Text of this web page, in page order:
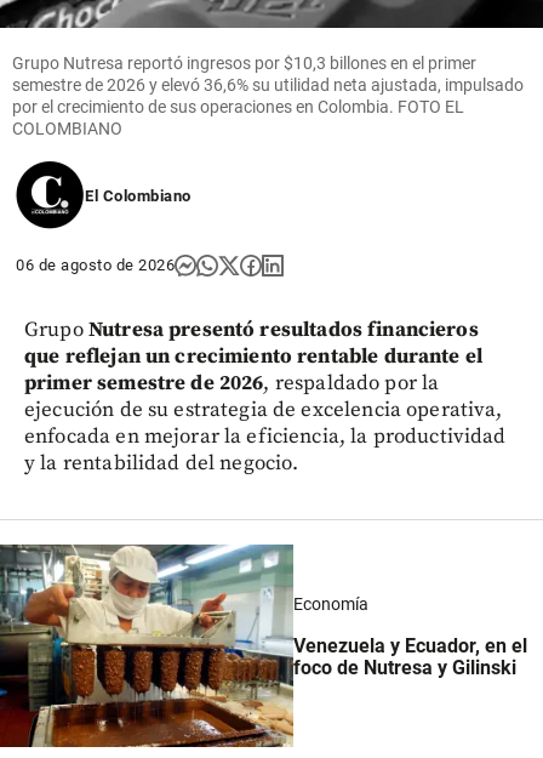
Grupo Nutresa reportó ingresos por $10,3 billones en el primer
semestre de 2026 y elevó 36,6% su utilidad neta ajustada, impulsado
por el crecimiento de sus operaciones en Colombia. FOTO EL
COLOMBIANO
El Colombiano
06 de agosto de 2026
GrupoNutresa presentó resultados financieros
que reflejan un crecimiento rentable durante el
primer semestre de 2026, respaldado por la
ejecución de su estrategia de excelencia operativa,
enfocada en mejorar la eficiencia, la productividad
y la rentabilidad del negocio.
Economía
Venezuela y Ecuador, en el
foco de Nutresa y Gilinski